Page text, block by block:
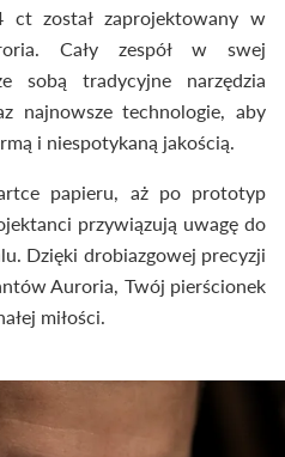
ct został zaprojektowany w
Cały zespół w swej
sobą tradycyjne narzędzia
najnowsze technologie, aby
i niespotykaną jakością.
papieru, aż po prototyp
przywiązują uwagę do
Dzięki drobiazgowej precyzji
Auroria, Twój pierścionek
miłości.